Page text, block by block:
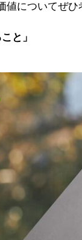
についてぜひ
と」